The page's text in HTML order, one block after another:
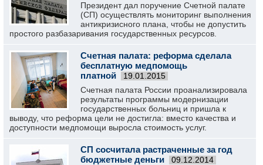
Президент дал поручение Счетной палате
(СП) осуществлять мониторинг выполнения
антикризисного плана, чтобы не допустить
простого разбазаривания государственных ресурсов.
Счетная палата: реформа сделала
бесплатную медпомощь
платной
19.01.2015
Счетная палата России проанализировала
результаты программы модернизации
государственных больниц и пришла к
выводу, что реформа цели не достигла: вместо качества и
доступности медпомощи выросла стоимость услуг.
СП сосчитала растраченные за год
бюджетные деньги
09.12.2014